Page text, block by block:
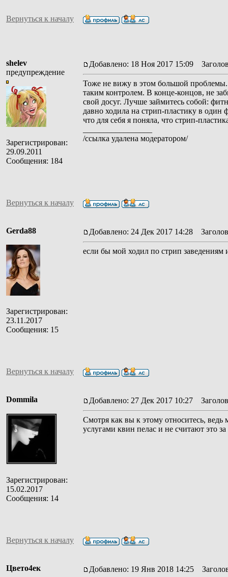
Вернуться к началу
shelev
предупреждение
Зарегистрирован:
29.09.2011
Сообщения: 184
Добавлено: 18 Ноя 2017 15:09
Тоже не вижу в этом большой проблемы.
таким контролем. В конце-концов, не
свой досуг. Лучше займитесь собой:
давно ходила на стрип-пластику в один
что для себя я поняла, что стрип-
/ссылка удалена модератором/
Вернуться к началу
Gerda88
Зарегистрирован:
23.11.2017
Сообщения: 15
Добавлено: 24 Дек 2017 14:28
если бы мой ходил по стрип заведениям
Вернуться к началу
Dommila
Зарегистрирован:
15.02.2017
Сообщения: 14
Добавлено: 27 Дек 2017 10:27
Смотря как вы к этому относитесь, ведь
услугами квин пелас и не считают это
Вернуться к началу
Цвето4ек Добавлено: 19 Янв 2018 14:25